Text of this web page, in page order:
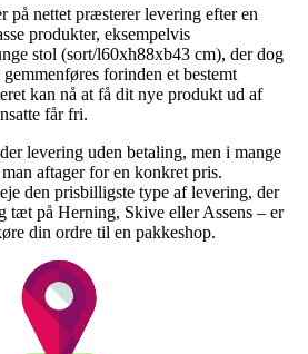
på nettet præsterer levering efter en
produkter, eksempelvis
stol (sort/l60xh88xb43 cm), der dog
forinden et bestemt
kan nå at få dit nye produkt ud af
får fri.
levering uden betaling, men i mange
aftager for en konkret pris.
den prisbilligste type af levering, der
tæt på Herning, Skive eller Assens – er
din ordre til en pakkeshop.